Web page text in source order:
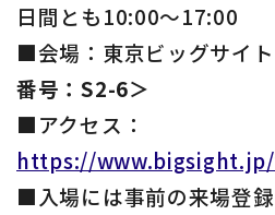
日間とも10:00～17:00
■会場：東京ビッグサイ
番号：S2-6＞
■アクセス：
https://
■入場には事前の来場登